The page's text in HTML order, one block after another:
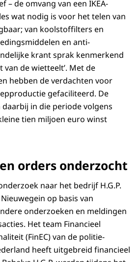
– de omvang van een IKEA-
wat nodig is voor het telen van
van koolstoffilters en
en anti-
krant sprak kenmerkend
van de wietteelt’. Met de
hebben de verdachten voor
gefaciliteerd. De
in die periode volgens
tien miljoen euro winst
orders onderzocht
naar het bedrijf H.G.P.
op basis van
onderzoeken en meldingen
Het team Financieel
(FinEC) van de politie-
heeft uitgebreid financieel